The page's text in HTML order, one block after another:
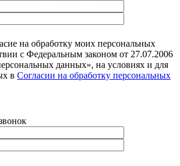
на обработку моих персональных
с Федеральным законом от 27.07.2006
данных», на условиях и для
в Согласии на обработку персональных